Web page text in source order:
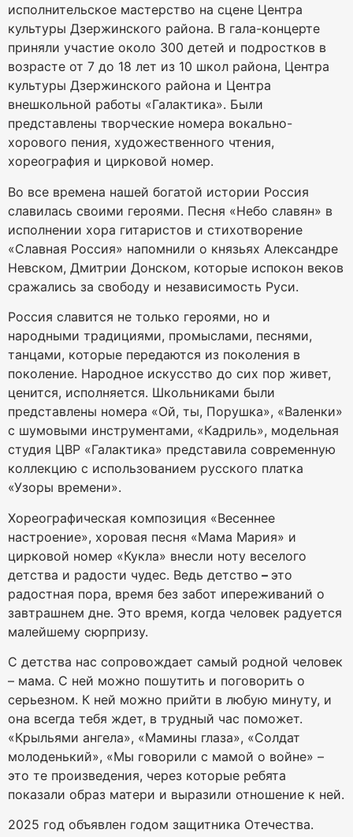
исполнительское мастерство на сцене Центра
культуры Дзержинского района. В гала-концерте
приняли участие около 300 детей и подростков в
возрасте от 7 до 18 лет из 10 школ района, Центра
культуры Дзержинского района и Центра
внешкольной работы «Галактика». Были
представлены творческие номера вокально-
хорового пения, художественного чтения,
хореография и цирковой номер.
Во все времена нашей богатой истории Россия
славилась своими героями. Песня «Небо славян» в
исполнении хора гитаристов и стихотворение
«Славная Россия» напомнили о князьях Александре
Невском, Дмитрии Донском, которые испокон веков
сражались за свободу и независимость Руси.
Россия славится не только героями, но и
народными традициями, промыслами, песнями,
танцами, которые передаются из поколения в
поколение. Народное искусство до сих пор живет,
ценится, исполняется. Школьниками были
представлены номера «Ой, ты, Порушка», «Валенки»
с шумовыми инструментами, «Кадриль», модельная
студия ЦВР «Галактика» представила современную
коллекцию с использованием русского платка
«Узоры времени».
Хореографическая композиция «Весеннее
настроение», хоровая песня «Мама Мария» и
цирковой номер «Кукла» внесли ноту веселого
детства и радости чудес. Ведь детство – это
радостная пора, время без забот ипереживаний о
завтрашнем дне. Это время, когда человек радуется
малейшему сюрпризу.
С детства нас сопровождает самый родной человек
– мама. С ней можно пошутить и поговорить о
серьезном. К ней можно прийти в любую минуту, и
она всегда тебя ждет, в трудный час поможет.
«Крыльями ангела», «Мамины глаза», «Солдат
молоденький», «Мы говорили с мамой о войне» –
это те произведения, через которые ребята
показали образ матери и выразили отношение к ней.
2025 год объявлен годом защитника Отечества.